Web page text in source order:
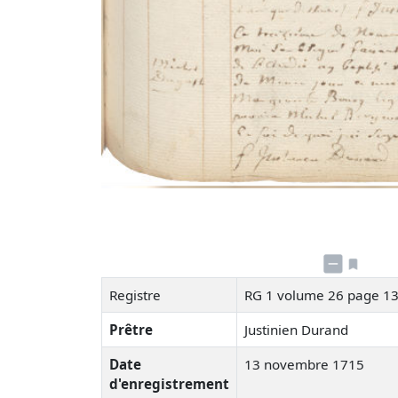
Registre
RG 1 volume 26 page
Prêtre
Justinien Durand
Date
d'enregistrement
13 novembre 1715